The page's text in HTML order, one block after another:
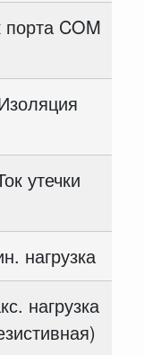
порта COM
утечки
нагрузка
нагрузка